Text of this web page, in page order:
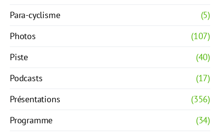
Para-cyclisme
(5)
Photos
(107)
Piste
(40)
Podcasts
(17)
Présentations
(356)
Programme
(34)